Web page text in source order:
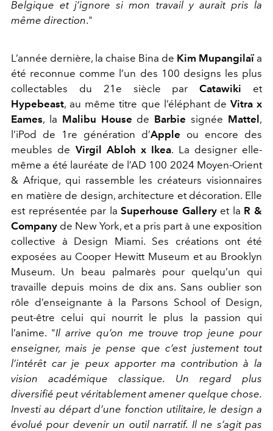
Belgique et j’ignore si mon travail y aurait pris la
même direction."
L’année dernière, la chaise Bina de Kim Mupangilaïa
été reconnue comme l’un des 100 designs les plus
collectables du 21 e siècle parCatawiki et
Hypebeast, au même titre que l’éléphant de Vitra x
Eames, la Malibu House de Barbie signée Mattel,
l’iPod de 1 re génération d’Apple ou encore des
meubles de Virgil Abloh x Ikea. La designer elle-
même a été lauréate de l’AD 100 2024 Moyen-Orient
& Afrique, qui rassemble les créateurs visionnaires
en matière de design, architecture et décoration. Elle
est représentée par laSuperhouse Galleryet la R &
Company de New York, et a pris part à une exposition
collective à Design Miami. Ses créations ont été
exposées au Cooper Hewitt Museum et au Brooklyn
Museum. Un beau palmarès pour quelqu’un qui
travaille depuis moins de dix ans. Sans oublier son
rôle d’enseignante à la Parsons School of Design,
peut-être celui qui nourrit le plus la passion qui
l’anime. "Il arrive qu’on me trouve trop jeune pour
enseigner, mais je pense que c’est justement tout
l’intérêt car je peux apporter ma contribution à la
vision académique classique. Un regard plus
diversifié peut véritablement amener quelque chose.
Investi au départ d’une fonction utilitaire, le design a
évolué pour devenir un outil narratif. Il ne s’agit pas